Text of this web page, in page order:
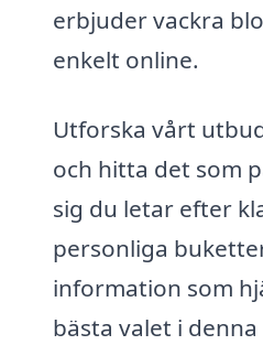
erbjuder vackra
enkelt online.
Utforska vårt
och hitta det som
sig du letar efter
personliga
information som
bästa valet i